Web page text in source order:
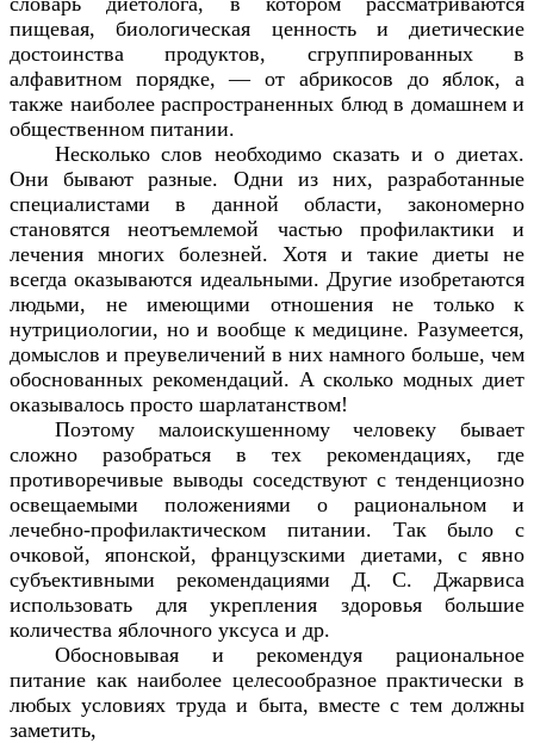
пищевая, биологическая ценность и диетические
достоинства продуктов, сгруппированных в
алфавитном порядке, — от абрикосов до яблок, а
также наиболее распространенных блюд в домашнем и
общественном питании.
Несколько слов необходимо сказать и о диетах.
Они бывают разные. Одни из них, разработанные
специалистами в данной области, закономерно
становятся неотъемлемой частью профилактики и
лечения многих болезней. Хотя и такие диеты не
всегда оказываются идеальными. Другие изобретаются
людьми, не имеющими отношения не только к
нутрициологии, но и вообще к медицине. Разумеется,
домыслов и преувеличений в них намного больше, чем
обоснованных рекомендаций. А сколько модных диет
оказывалось просто шарлатанством!
Поэтому малоискушенному человеку бывает
сложно разобраться в тех рекомендациях, где
противоречивые выводы соседствуют с тенденциозно
освещаемыми положениями о рациональном и
лечебно-профилактическом питании. Так было с
очковой, японской, французскими диетами, с явно
субъективными рекомендациями Д. С. Джарвиса
использовать для укрепления здоровья большие
количества яблочного уксуса и др.
Обосновывая и рекомендуя рациональное
питание как наиболее целесообразное практически в
любых условиях труда и быта, вместе с тем должны
заметить,